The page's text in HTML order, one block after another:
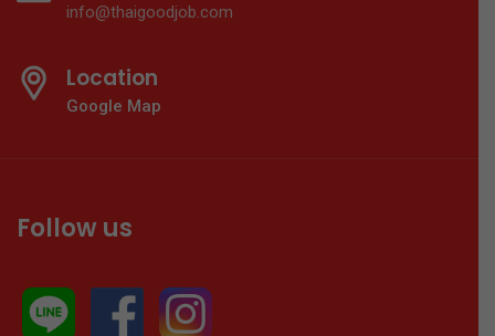
info@thaigoodjob.com
Location
Google Map
Follow us